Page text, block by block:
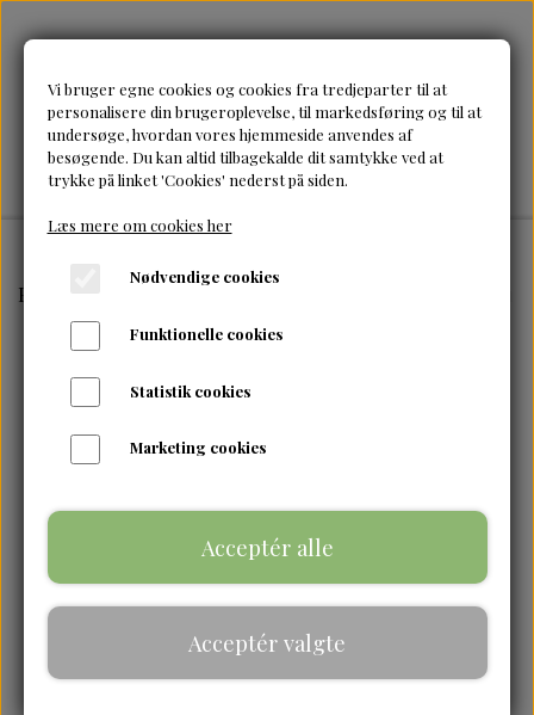
Forside Taliah Waajid
Vi bruger egne cookies og cookies fra tredjeparter til at
personalisere din brugeroplevelse, til markedsføring og til at
undersøge, hvordan vores hjemmeside anvendes af
besøgende. Du kan altid tilbagekalde dit samtykke ved at
trykke på linket 'Cookies' nederst på siden.
Læs mere om cookies her
Nødvendige cookies
Funktionelle cookies
Statistik cookies
Marketing cookies
Acceptér alle
Acceptér valgte